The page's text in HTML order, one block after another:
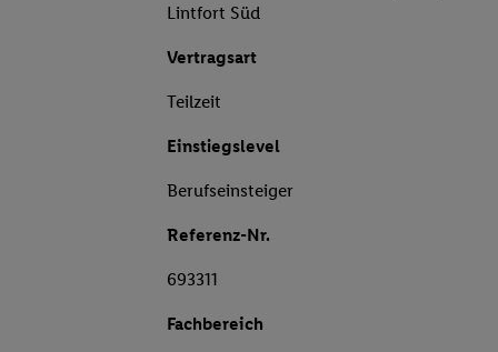
Lintfort Süd
Vertragsart
Teilzeit
Einstiegslevel
Berufseinsteiger
Referenz-Nr.
693311
Fachbereich